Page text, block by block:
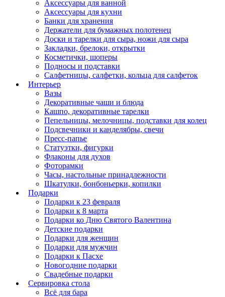
Аксессуары для ванной
Аксессуары для кухни
Банки для хранения
Держатели для бумажных полотенец
Доски и тарелки для сыра, ножи для сыра
Закладки, брелоки, открытки
Косметички, шоперы
Подносы и подставки
Салфетницы, салфетки, кольца для салфеток
Интерьер
Вазы
Декоративные чаши и блюда
Кашпо, декоративные тарелки
Пепельницы, мелочницы, подставки для колец
Подсвечники и канделябры, свечи
Пресс-папье
Статуэтки, фигурки
Флаконы для духов
Фоторамки
Часы, настольные принадлежности
Шкатулки, бонбоньерки, копилки
Подарки
Подарки к 23 февраля
Подарки к 8 марта
Подарки ко Дню Святого Валентина
Детские подарки
Подарки для женщин
Подарки для мужчин
Подарки к Пасхе
Новогодние подарки
Свадебные подарки
Сервировка стола
Всё для бара